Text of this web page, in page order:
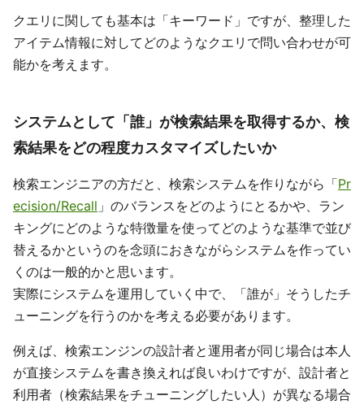
クエリに関しても基本は「キーワード」ですが、整理した
アイテム情報に対してどのようなクエリで問い合わせが可
能かを考えます。
システムとして「誰」が検索結果を取得するか、検
索結果をどの程度カスタマイズしたいか
検索エンジニアの方だと、検索システムを作りながら「Pr
ecision/Recall 」のバランスをどのようにとるかや、ラン
キングにどのような特徴量を使ってどのような基準で並び
替えるかというのを念頭におきながらシステムを作ってい
くのは一般的かと思います。
実際にシステムを運用していく中で、「誰が」そうしたチ
ューニングを行うのかを考える必要があります。
例えば、検索エンジンの設計者と運用者が同じ場合は本人
が直接システムを書き換えれば良いわけですが、設計者と
利用者（検索結果をチューニングしたい人）が異なる場合